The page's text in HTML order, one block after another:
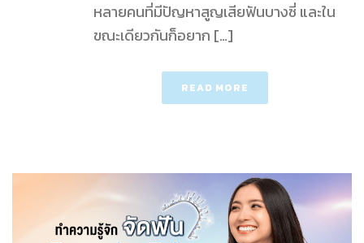
หลายคนที่มีปัญหาสูญเสียฟันบางซี่ และใน
ขณะเดียวกันก็อยาก […]
READ MORE